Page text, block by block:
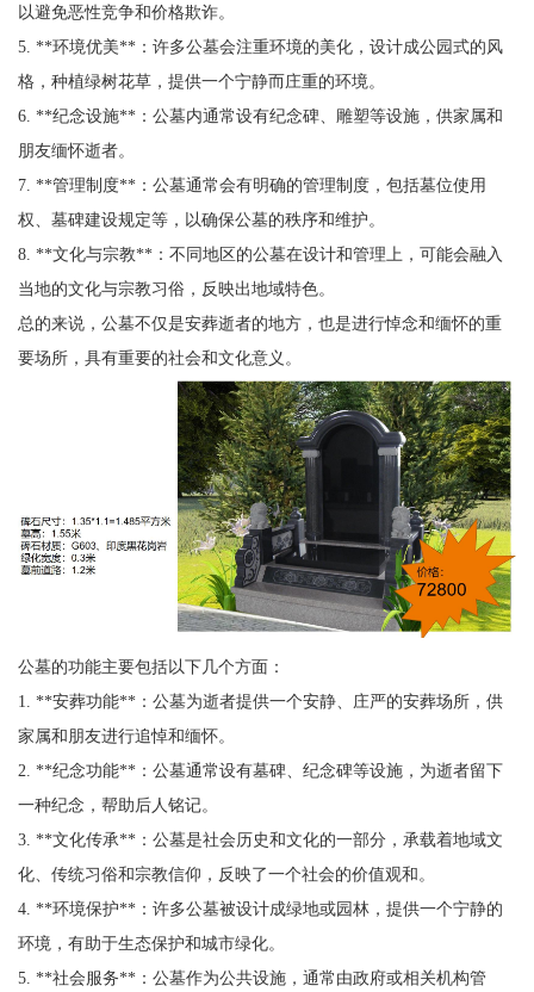
以避免恶性竞争和价格欺诈。
5. **环境优美**：许多公墓会注重环境的美化，设计成公园式的风
格，种植绿树花草，提供一个宁静而庄重的环境。
6. **纪念设施**：公墓内通常设有纪念碑、雕塑等设施，供家属和
朋友缅怀逝者。
7. **管理制度**：公墓通常会有明确的管理制度，包括墓位使用
权、墓碑建设规定等，以确保公墓的秩序和维护。
8. **文化与宗教**：不同地区的公墓在设计和管理上，可能会融入
当地的文化与宗教习俗，反映出地域特色。
总的来说，公墓不仅是安葬逝者的地方，也是进行悼念和缅怀的重
要场所，具有重要的社会和文化意义。
公墓的功能主要包括以下几个方面：
1. **安葬功能**：公墓为逝者提供一个安静、庄严的安葬场所，供
家属和朋友进行追悼和缅怀。
2. **纪念功能**：公墓通常设有墓碑、纪念碑等设施，为逝者留下
一种纪念，帮助后人铭记。
3. **文化传承**：公墓是社会历史和文化的一部分，承载着地域文
化、传统习俗和宗教信仰，反映了一个社会的价值观和。
4. **环境保护**：许多公墓被设计成绿地或园林，提供一个宁静的
环境，有助于生态保护和城市绿化。
5. **社会服务**：公墓作为公共设施，通常由政府或相关机构管